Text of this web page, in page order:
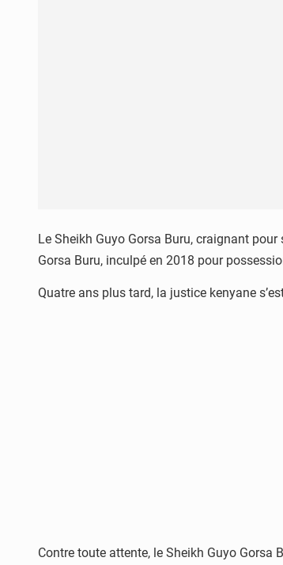
Le Sheikh Guyo Gorsa Buru, craignant
Gorsa Buru, inculpé en 2018 pour
Quatre ans plus tard, la justice kenyane
Contre toute attente, le Sheikh Guyo